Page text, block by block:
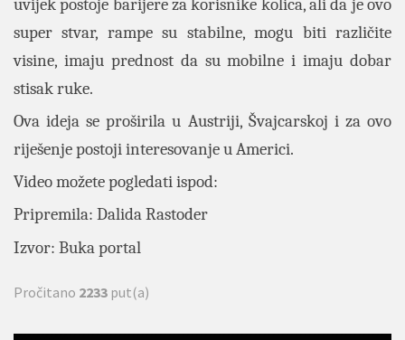
uvijek postoje barijere za korisnike kolica, ali da je ovo
super stvar, rampe su stabilne, mogu biti različite
visine, imaju prednost da su mobilne i imaju dobar
stisak ruke.
Ova ideja se proširila u Austriji, Švajcarskoj i za ovo
riješenje postoji interesovanje u Americi.
Video možete pogledati ispod:
Pripremila: Dalida Rastoder
Izvor: Buka portal
Pročitano 2233 put(a)